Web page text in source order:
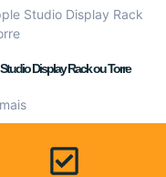
Display Rack ou Torre